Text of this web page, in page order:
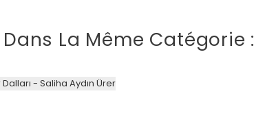
La Même Catégorie :